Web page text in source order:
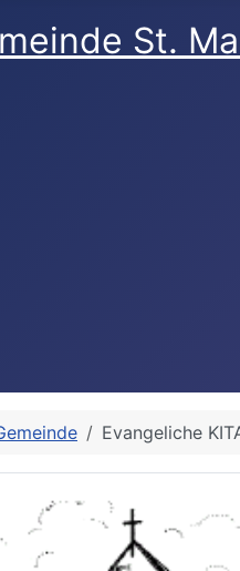
St.
Evangeliche